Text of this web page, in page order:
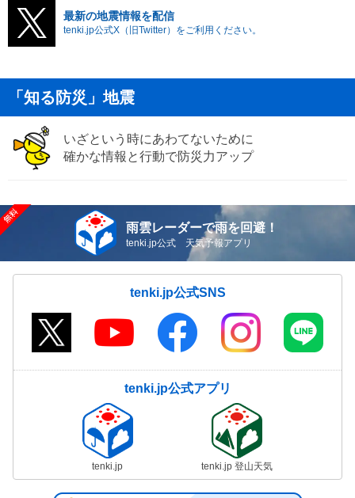
最新の地震情報を配信
tenki.jp公式X（旧Twitter）をご利用ください。
「知る防災」地震
いざという時にあわてないために
確かな情報と行動で防災力アップ
雨雲レーダーで雨を回避！
tenki.jp公式 天気予報アプリ
tenki.jp公式SNS
tenki.jp公式アプリ
tenki.jp tenki.jp 登山天気